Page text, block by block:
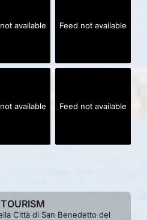
available Feed not available
available Feed not available
Città di San Benedetto del